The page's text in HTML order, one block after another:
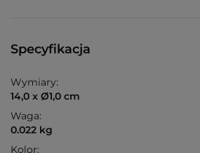
Specyfikacja
Wymiary:
14,0 x Ø1,0 cm
Waga:
0.022 kg
Kolor: